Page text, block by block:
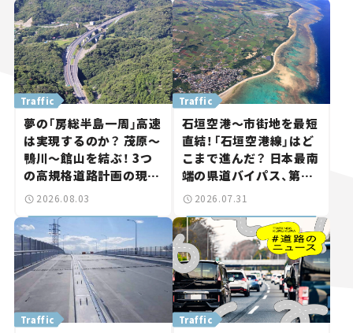
Traffic
夢の「房総半島一周」高速
は実現するのか？ 茂原～
鴨川～館山を結ぶ！ 3つ
の高規格道路計画の現
状。「館山鴨川道路」で検
路計画】
2026.08.03
Traffic
石垣空港～市街地を最短
直結！「石垣空港線」はど
こまで進んだ？ 日本最南
端の県道バイパス、第2
工区も延伸開通 【いま気
2026.07.31
Traffic Traffic